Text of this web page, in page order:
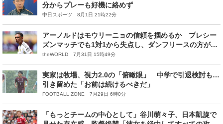
分からプレーも好機に絡めず
中日スポーツ 8月1日 21時22分
アーノルドはモウリーニョの信頼を掴めるか プレシー
ズンマッチでも1対1から失点し、ダンフリースの方が上
との見方も
theWORLD 7月31日 15時49分
実家は牧場、視力2.0の「俯瞰眼」 中学で引退検討も…
引き留めた「お前は続けるべきだ」
FOOTBALL ZONE 7月29日 6時0分
「もっとチームの中心として」谷川萌々子、日本凱旋で